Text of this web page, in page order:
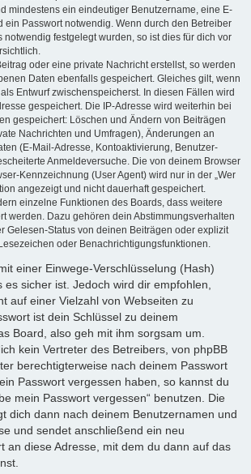
mindestens ein eindeutiger Benutzername, eine E-
ein Passwort notwendig. Wenn durch den Betreiber
notwendig festgelegt wurden, so ist dies für dich vor
oder eine private Nachricht erstellst, so werden
Daten ebenfalls gespeichert. Gleiches gilt, wenn
Entwurf zwischenspeicherst. In diesen Fällen wird
gespeichert. Die IP-Adresse wird weiterhin bei
gespeichert: Löschen und Ändern von Beiträgen
Nachrichten und Umfragen), Änderungen an
(E-Mail-Adresse, Kontoaktivierung, Benutzer-
Anmeldeversuche. Die von deinem Browser
Kennzeichnung (User Agent) wird nur in der „Wer
angezeigt und nicht dauerhaft gespeichert.
einzelne Funktionen des Boards, dass weitere
werden. Dazu gehören dein Abstimmungsverhalten
Gelesen-Status von deinen Beiträgen oder explizit
oder Benachrichtigungsfunktionen.
einer Einwege-Verschlüsselung (Hash)
sicher ist. Jedoch wird dir empfohlen,
auf einer Vielzahl von Webseiten zu
ist dein Schlüssel zu deinem
Board, also geh mit ihm sorgsam um.
kein Vertreter des Betreibers, von phpBB
berechtigterweise nach deinem Passwort
Passwort vergessen haben, so kannst du
mein Passwort vergessen“ benutzen. Die
dich dann nach deinem Benutzernamen und
und sendet anschließend ein neu
an diese Adresse, mit dem du dann auf das